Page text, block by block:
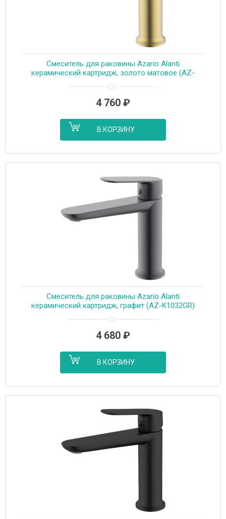
Cмеситель для раковины Azario Alanti
керамический картридж, золото матовое (AZ-
4 760 ₽
В КОРЗИНУ
Cмеситель для раковины Azario Alanti
керамический картридж, графит (AZ-K1032GR)
4 680 ₽
В КОРЗИНУ